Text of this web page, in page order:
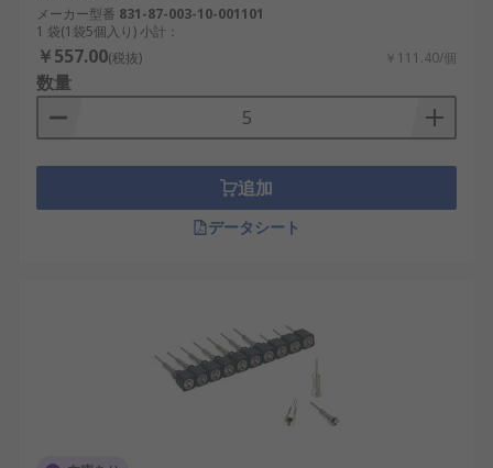
メーカー型番 831-87-003-10-001101
1 袋(1袋5個入り) 小計：
￥557.00(税抜) ￥111.40/個
数量
追加
データシート